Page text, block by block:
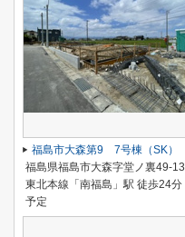
福島市大森第9 7号棟（SK）
福島県福島市大森字堂ノ裏49-13
東北本線「南福島」駅 徒歩24分
予定